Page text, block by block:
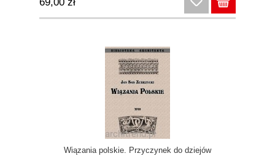
69,00 zł
Wiązania polskie. Przyczynek do dziejów